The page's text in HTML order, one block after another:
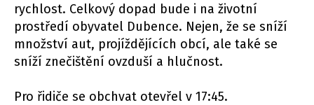
rychlost. Celkový dopad bude i na životní
prostředí obyvatel Dubence. Nejen, že se sníží
množství aut, projíždějících obcí, ale také se
sníží znečištění ovzduší a hlučnost.
Pro řidiče se obchvat otevřel v 17:45.